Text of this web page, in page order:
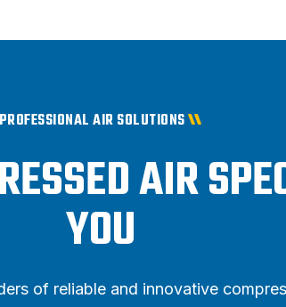
PROFESSIONAL AIR SOLUTIONS
AIR
YOU
of reliable and innovative